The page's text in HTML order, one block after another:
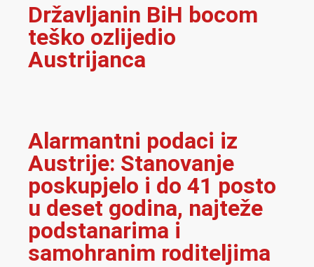
Državljanin BiH bocom
teško ozlijedio
Austrijanca
Alarmantni podaci iz
Austrije: Stanovanje
poskupjelo i do 41 posto
u deset godina, najteže
podstanarima i
samohranim roditeljima